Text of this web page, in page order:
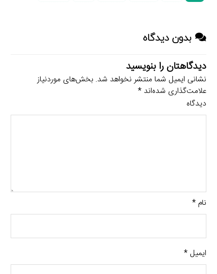
بدون دیدگاه
دیدگاهتان را بنویسید
نشانی ایمیل شما منتشر نخواهد شد. بخش‌های موردنیاز
علامت‌گذاری شده‌اند*
دیدگاه
نام*
ایمیل*